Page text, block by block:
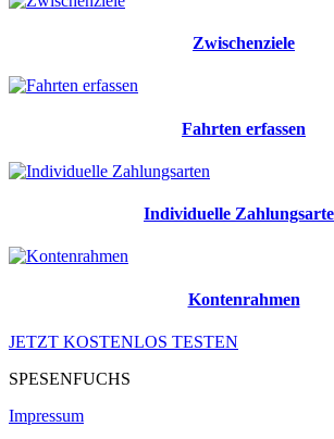
Zwischenziele
Fahrten erfassen
Individuelle
Kontenrahmen
JETZT KOSTENLOS TESTEN
SPESENFUCHS
Impressum